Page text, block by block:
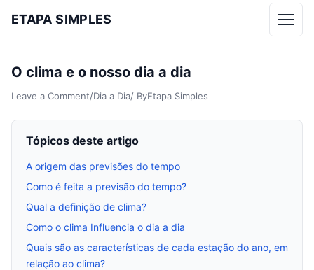
ETAPA SIMPLES Menu
O clima e o nosso dia a dia
Leave a Comment/Dia a Dia/ ByEtapa Simples
Tópicos deste artigo
A origem das previsões do tempo
Como é feita a previsão do tempo?
Qual a definição de clima?
Como o clima Influencia o dia a dia
Quais são as características de cada estação do ano, em
relação ao clima?